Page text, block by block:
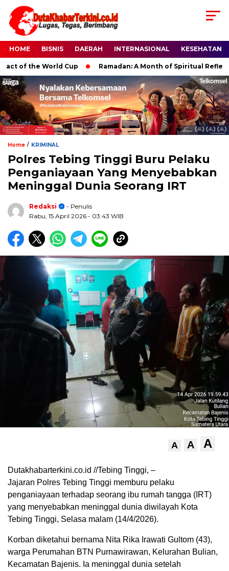
HOME BISNIS DAERAH INTERNASIONAL KESEHATAN
the World Cup Ramadan: A Month of Spiritual
Home / KRIMINAL
Polres Tebing Tinggi Buru Pelaku
Penganiayaan Yang Menyebabkan
Meninggal Dunia Seorang IRT
Redaksi
- Penulis
Rabu, 15 April 2026 - 03:43 WIB
A A A
Dutakhabarterkini.co.id //Tebing Tinggi, –
Jajaran Polres Tebing Tinggi memburu pelaku
penganiayaan terhadap seorang ibu rumah tangga (IRT)
yang menyebabkan meninggal dunia diwilayah Kota
Tebing Tinggi, Selasa malam (14/4/2026).
Korban diketahui bernama Nita Rika Irawati Gultom (43),
warga Perumahan BTN Purnawirawan, Kelurahan Bulian,
Kecamatan Bajenis. Ia meninggal dunia setelah